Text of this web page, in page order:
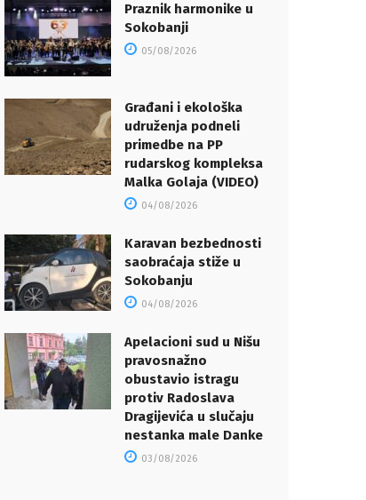
Praznik harmonike u
Sokobanji
05/08/2026
Građani i ekološka
udruženja podneli
primedbe na PP
rudarskog kompleksa
Malka Golaja (VIDEO)
04/08/2026
Karavan bezbednosti
saobraćaja stiže u
Sokobanju
04/08/2026
Apelacioni sud u Nišu
pravosnažno
obustavio istragu
protiv Radoslava
Dragijevića u slučaju
nestanka male Danke
03/08/2026